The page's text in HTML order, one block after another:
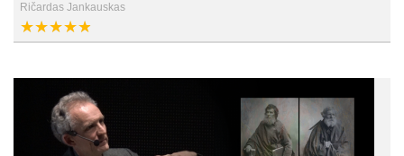
Ričardas Jankauskas